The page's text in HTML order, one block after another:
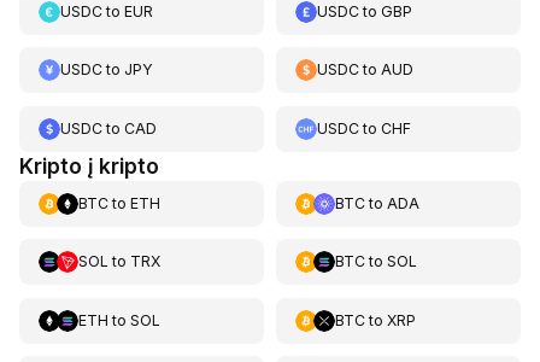
USDCto EUR USDCtoGBP
USDCto JPY USDCtoAUD
USDCto CAD USDCtoCHF
Kripto į kripto
BTCto ETH BTCto ADA
SOL to TRX BTCto SOL
ETH to SOL BTCto XRP